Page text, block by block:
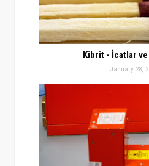
Kibrit - İcatlar
January 28,